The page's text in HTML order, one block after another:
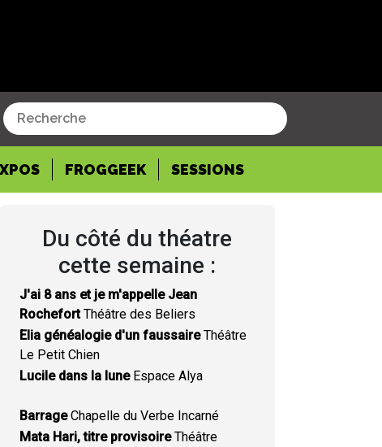
FROGGEEK SESSIONS
Du côté du théatre
cette semaine :
J'ai 8 ans et je m'appelle Jean
RochefortThéâtre des Beliers
Elia généalogie d'un faussaireThéâtre
Le Petit Chien
Lucile dans la luneEspace Alya
BarrageChapelle du Verbe Incarné
Mata Hari, titre provisoireThéâtre